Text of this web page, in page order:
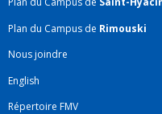
Plan du Campus de Rimouski
Nous joindre
English
Répertoire FMV